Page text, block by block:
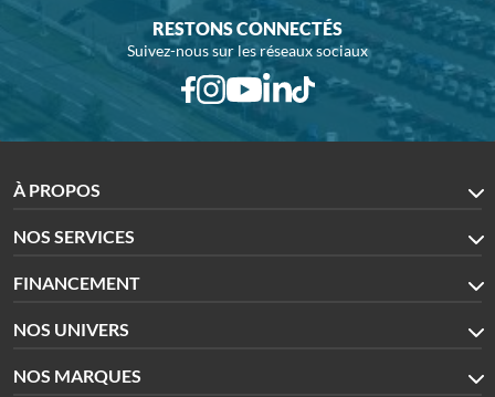
RESTONS CONNECTÉS
Suivez-nous sur les réseaux sociaux
À PROPOS
NOS SERVICES
FINANCEMENT
NOS UNIVERS
NOS MARQUES